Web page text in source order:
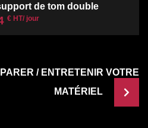
de tom double
€ HT/ jour
/ ENTRETENIR VOTRE
MATÉRIEL